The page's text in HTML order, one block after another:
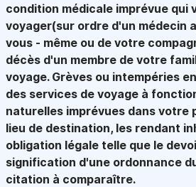
condition médicale imprévue qui
voyager(sur ordre d'un médecin
vous - même ou de votre
décès d'un membre de votre
voyage. Grèves ou intempéries
des services de voyage à
naturelles imprévues dans votre
lieu de destination, les rendant
obligation légale telle que le
signification d'une ordonnance
citation à comparaître.